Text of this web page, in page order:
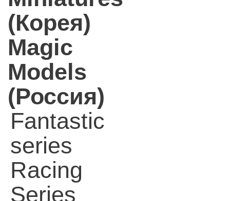
(Корея)
Magic
Models
(Россия)
Fantastic
series
Racing
Series